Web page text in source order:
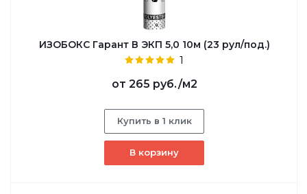
ИЗОБОКС Гарант В ЭКП 5,0 10м (23 рул/под.)
1
от 265 руб./м2
Купить в 1 клик
В корзину